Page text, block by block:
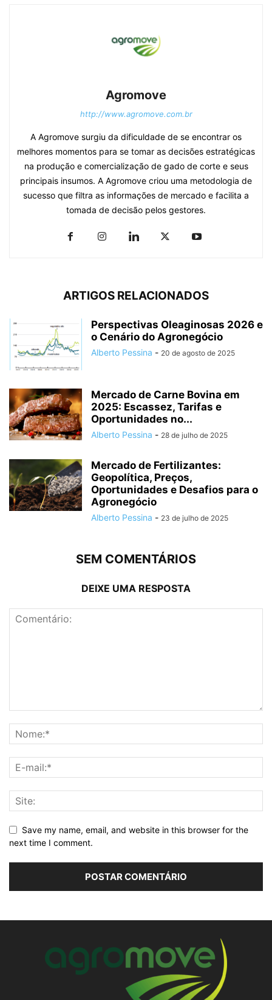
Agromove
http://www.agromove.com.br
A Agromove surgiu da dificuldade de se encontrar os
melhores momentos para se tomar as decisões estratégicas
na produção e comercialização de gado de corte e seus
principais insumos. A Agromove criou uma metodologia de
sucesso que filtra as informações de mercado e facilita a
tomada de decisão pelos gestores.
ARTIGOS RELACIONADOS
Perspectivas Oleaginosas 2026 e
o Cenário do Agronegócio
Alberto Pessina - 20 de agosto de 2025
Mercado de Carne Bovina em
2025: Escassez, Tarifas e
Oportunidades no...
Alberto Pessina - 28 de julho de 2025
Mercado de Fertilizantes:
Geopolítica, Preços,
Oportunidades e Desafios para o
Agronegócio
Alberto Pessina - 23 de julho de 2025
SEM COMENTÁRIOS
DEIXE UMA RESPOSTA
Save my name, email, and website in this browser for the
next time I comment.